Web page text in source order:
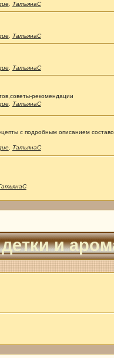
, ТатьянаС
, ТатьянаС
, ТатьянаС
рекомендации
, ТатьянаС
с подробным описанием
, ТатьянаС
и